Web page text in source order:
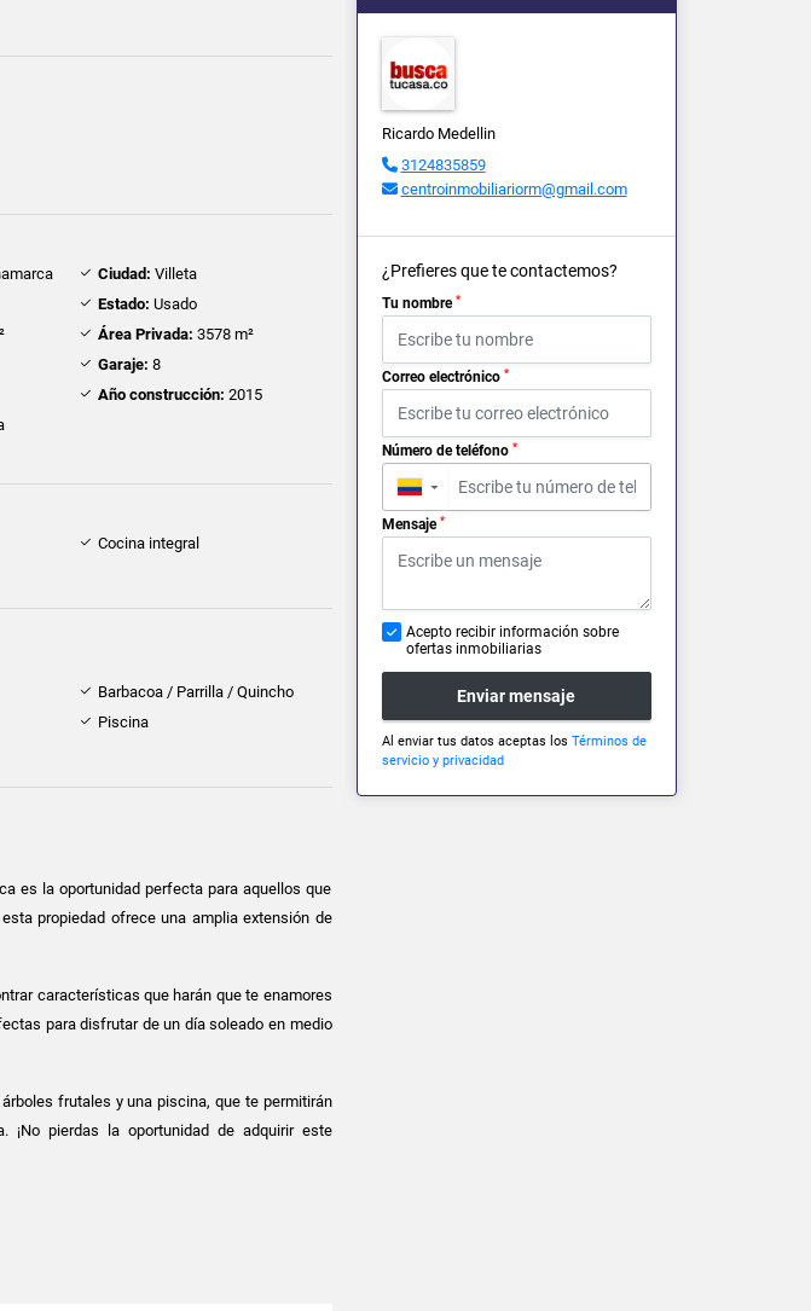
Ciudad: Villeta
Estado: Usado
Área Privada: 3578 m²
Garaje: 8
Año construcción: 2015
Cocina integral
Barbacoa / Parrilla / Quincho
Piscina
es la oportunidad perfecta para aquellos que
propiedad ofrece una amplia extensión de
características que harán que te enamores
para disfrutar de un día soleado en medio
frutales y una piscina, que te permitirán
pierdas la oportunidad de adquirir este
Ricardo Medellin
3124835859
centroinmobiliariorm@gmail.com
¿Prefieres que te contactemos?
Tu nombre *
Correo electrónico *
Número de teléfono *
▼
Mensaje *
Acepto recibir información sobre
ofertas inmobiliarias
Enviar mensaje
Al enviar tus datos aceptas los Términos de
servicio y privacidad